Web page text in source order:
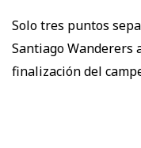
Solo tres puntos
Santiago Wanderers
finalización del